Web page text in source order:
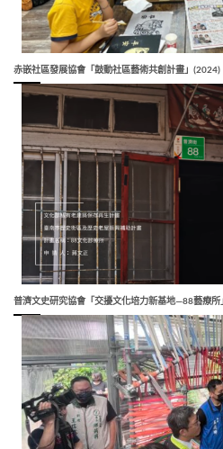
赤嵌社區發展協會「鼓動社區藝術共創計畫」(2024)
普濟文史研究協會「交擾文化培力新基地—88藝療所